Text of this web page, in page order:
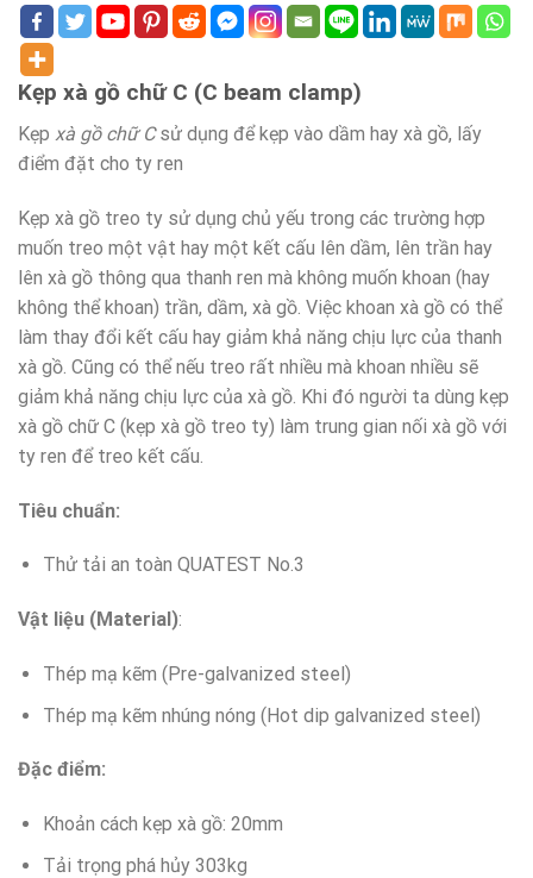
Kẹp xà gồ chữ C (C beam clamp)
Kẹp xà gồ chữ Csử dụng để kẹp vào dầm hay xà gồ, lấy
điểm đặt cho ty ren
Kẹp xà gồ treo ty sử dụng chủ yếu trong các trường hợp
muốn treo một vật hay một kết cấu lên dầm, lên trần hay
lên xà gồ thông qua thanh ren mà không muốn khoan (hay
không thể khoan) trần, dầm, xà gồ. Việc khoan xà gồ có thể
làm thay đổi kết cấu hay giảm khả năng chịu lực của thanh
xà gồ. Cũng có thể nếu treo rất nhiều mà khoan nhiều sẽ
giảm khả năng chịu lực của xà gồ. Khi đó người ta dùng kẹp
xà gồ chữ C (kẹp xà gồ treo ty) làm trung gian nối xà gồ với
ty ren để treo kết cấu.
Tiêu chuẩn:
Thử tải an toàn QUATEST No.3
Vật liệu (Material):
Thép mạ kẽm (Pre-galvanized steel)
Thép mạ kẽm nhúng nóng (Hot dip galvanized steel)
Đặc điểm:
Khoản cách kẹp xà gồ: 20mm
Tải trọng phá hủy 303kg